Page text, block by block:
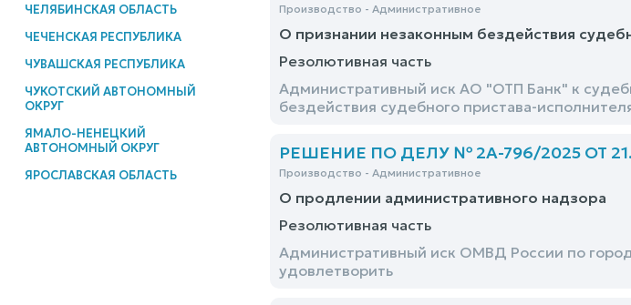
ЧЕЛЯБИНСКАЯ ОБЛАСТЬ
ЧЕЧЕНСКАЯ РЕСПУБЛИКА
ЧУВАШСКАЯ РЕСПУБЛИКА
ЧУКОТСКИЙ АВТОНОМНЫЙ
ОКРУГ
ЯМАЛО-НЕНЕЦКИЙ
АВТОНОМНЫЙ ОКРУГ
ЯРОСЛАВСКАЯ ОБЛАСТЬ
Производство - Административное
О признании незаконным бездействия
Резолютивная часть
Административный иск АО "ОТП Банк" к
бездействия судебного пристава-
РЕШЕНИЕ ПО ДЕЛУ № 2А-796/2025 ОТ
Производство - Административное
О продлении административного надзора
Резолютивная часть
Административный иск ОМВД России по
удовлетворить